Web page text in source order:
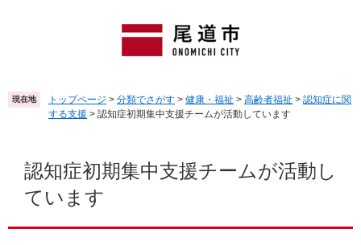
頭
で
飛
ば
現在地 トップページ > 分類でさがす > 健康・福祉 > 高齢者福祉 > 認知症に関
する支援 > 認知症初期集中支援チームが活動しています
認知症初期集中支援チームが活動し
ています